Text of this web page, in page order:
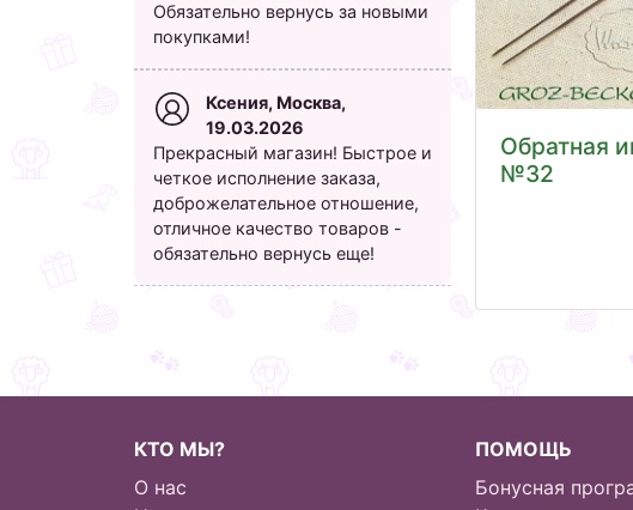
Обязательно вернусь за новыми
покупками!
Ксения, Москва,
19.03.2026
Прекрасный магазин! Быстрое и
четкое исполнение заказа,
доброжелательное отношение,
отличное качество товаров -
обязательно вернусь еще!
Обратная
№32
КТО МЫ?
О нас
ПОМОЩЬ
Бонусная